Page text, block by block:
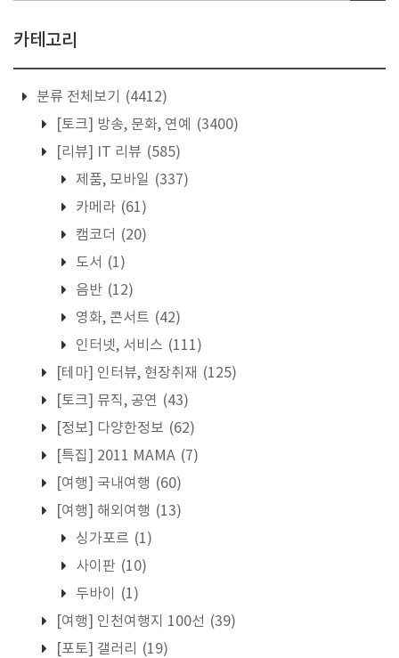
카테고리
분류 전체보기
(4412)
[토크] 방송, 문화, 연예
(3400)
[리뷰] IT 리뷰 (585)
제품, 모바일 (337)
카메라 (61)
캠코더 (20)
도서 (1)
음반 (12)
영화, 콘서트 (42)
인터넷, 서비스 (111)
[테마] 인터뷰, 현장취재 (125)
[토크] 뮤직, 공연 (43)
[정보] 다양한정보 (62)
[특집] 2011 MAMA (7)
[여행] 국내여행 (60)
[여행] 해외여행 (13)
싱가포르 (1)
사이판 (10)
두바이
(1)
[여행] 인천여행지 100선 (39)
[포토] 갤러리
(19)